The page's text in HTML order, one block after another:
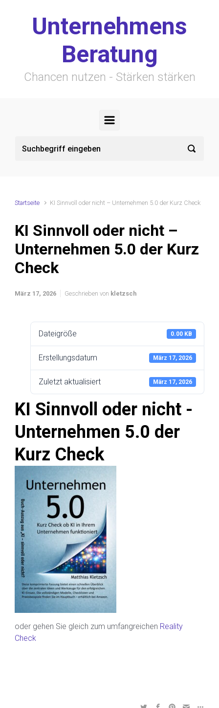
Unternehmens
Beratung
Chancen nutzen - Stärken stärken
Startseite KI Sinnvoll oder nicht – Unternehmen 5.0 der Kurz Check
KI Sinnvoll oder nicht –
Unternehmen 5.0 der Kurz
Check
März 17, 2026 Geschrieben von kletzsch
Dateigröße 0.00 KB
Erstellungsdatum März 17, 2026
Zuletzt aktualisiert März 17, 2026
KI Sinnvoll oder nicht -
Unternehmen 5.0 der
Kurz Check
oder gehen Sie gleich zum umfangreichen Reality
Check